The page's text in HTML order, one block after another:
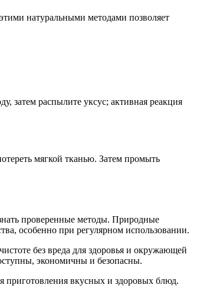
натуральными методами позволяет
затем распылите уксус; активная реакция
мягкой тканью. Затем промыть
проверенные методы. Природные
особенно при регулярном использовании.
без вреда для здоровья и окружающей
экономичны и безопасны.
приготовления вкусных и здоровых блюд.